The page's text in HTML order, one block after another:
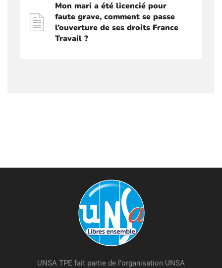
Mon mari a été licencié pour
faute grave, comment se passe
l’ouverture de ses droits France
Travail ?
UNSA TPE fait partie de l'organisation UNSA